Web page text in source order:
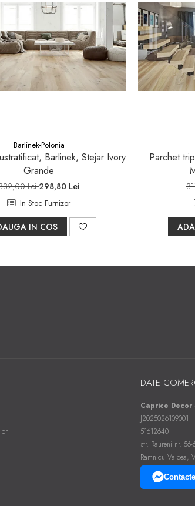
Barlinek-Polonia
Barlinek, Stejar Ivory
Grande
Lei298,80 Lei
In Stoc Furnizor
IN COS
Parchet
DATE
Caprice Decor
J2025026109001
51612640
str. Raureni nr. 56-
Ramnicu Valcea,